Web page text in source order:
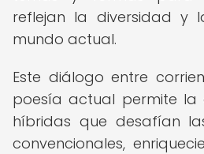
reflejan la diversidad y
mundo actual.
Este diálogo entre
poesía actual permite la
híbridas que desafían
convencionales,